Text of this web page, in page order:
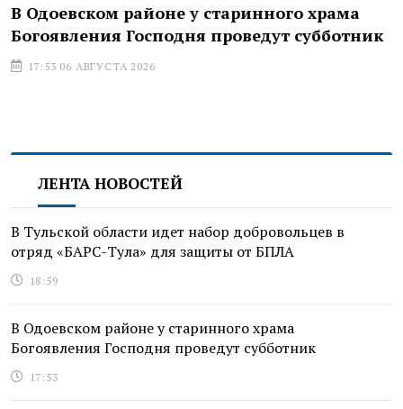
В Одоевском районе у старинного храма
Богоявления Господня проведут субботник
17:53 06 АВГУСТА 2026
ЛЕНТА НОВОСТЕЙ
В Тульской области идет набор добровольцев в
отряд «БАРС-Тула» для защиты от БПЛА
18:59
В Одоевском районе у старинного храма
Богоявления Господня проведут субботник
17:53